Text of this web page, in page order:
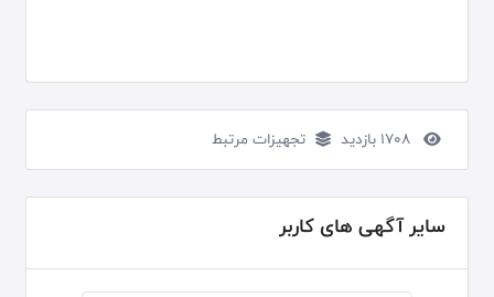
تجهیزات مرتبط
سایر آگهی های کاربر